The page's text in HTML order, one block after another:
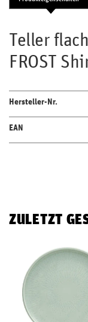
Teller
FROST
Hersteller-Nr.
EAN
ZULETZT